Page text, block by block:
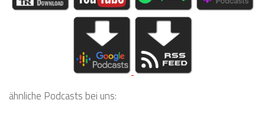
ähnliche Podcasts bei uns: